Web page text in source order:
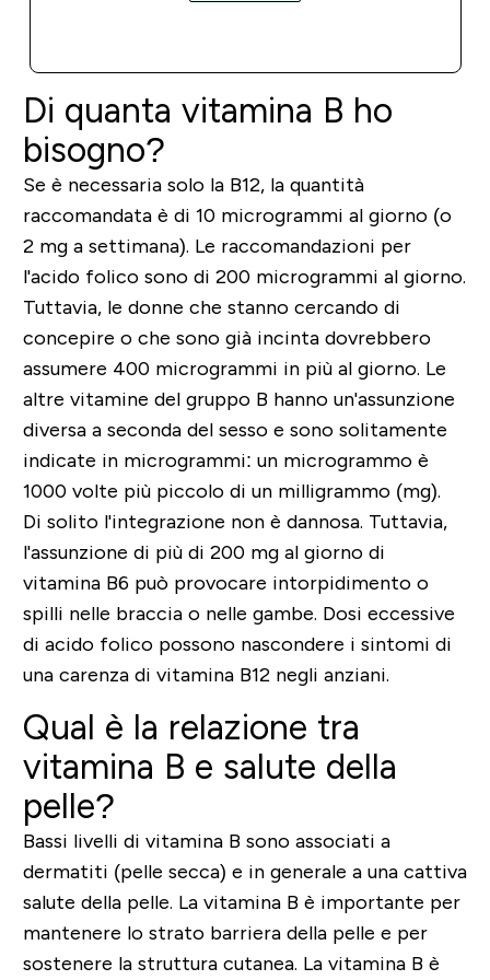
Di quanta vitamina B ho
bisogno?
Se è necessaria solo la B12, la quantità
raccomandata è di 10 microgrammi al giorno (o
2 mg a settimana). Le raccomandazioni per
l'acido folico sono di 200 microgrammi al giorno.
Tuttavia, le donne che stanno cercando di
concepire o che sono già incinta dovrebbero
assumere 400 microgrammi in più al giorno. Le
altre vitamine del gruppo B hanno un'assunzione
diversa a seconda del sesso e sono solitamente
indicate in microgrammi: un microgrammo è
1000 volte più piccolo di un milligrammo (mg).
Di solito l'integrazione non è dannosa. Tuttavia,
l'assunzione di più di 200 mg al giorno di
vitamina B6 può provocare intorpidimento o
spilli nelle braccia o nelle gambe. Dosi eccessive
di acido folico possono nascondere i sintomi di
una carenza di vitamina B12 negli anziani.
Qual è la relazione tra
vitamina B e salute della
pelle?
Bassi livelli di vitamina B sono associati a
dermatiti (pelle secca) e in generale a una cattiva
salute della pelle. La vitamina B è importante per
mantenere lo strato barriera della pelle e per
sostenere la struttura cutanea. La vitamina B è